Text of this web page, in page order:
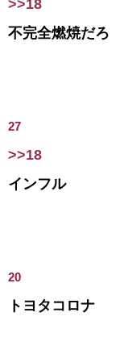
>>18
不完全燃焼だろ
27
>>18
インフル
20
トヨタコロナ